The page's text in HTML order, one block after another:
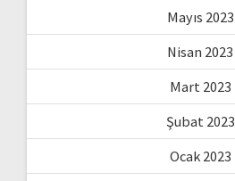
Mayıs 2023
Nisan 2023
Mart 2023
Şubat 2023
Ocak 2023